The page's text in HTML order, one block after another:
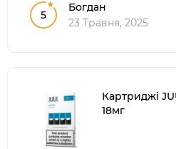
5
Богдан
23 Травня, 2025
Картриджі
18мг